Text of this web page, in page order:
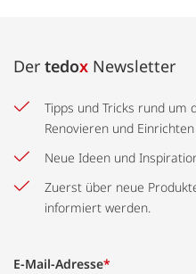
Der tedox Newsletter
Tipps und Tricks rund um
Renovieren und
Neue Ideen und
Zuerst über neue
informiert werden.
E-Mail-Adresse*